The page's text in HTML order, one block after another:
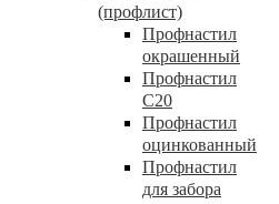
(профлист)
Профнастил
окрашенный
Профнастил
С20
Профнастил
оцинкованный
Профнастил
для забора